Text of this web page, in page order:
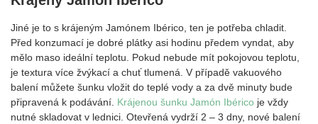
Jiné je to s krájeným Jamónem Ibérico, ten je potřeba chladit.
Před konzumací je dobré plátky asi hodinu předem vyndat, aby
mělo maso ideální teplotu. Pokud nebude mít pokojovou teplotu,
je textura více žvýkací a chuť tlumená. V případě vakuového
balení můžete šunku vložit do teplé vody a za dvě minuty bude
připravená k podávání. Krájenou šunku Jamón Ibérico je vždy
nutné skladovat v lednici. Otevřená vydrží 2 – 3 dny, nové balení